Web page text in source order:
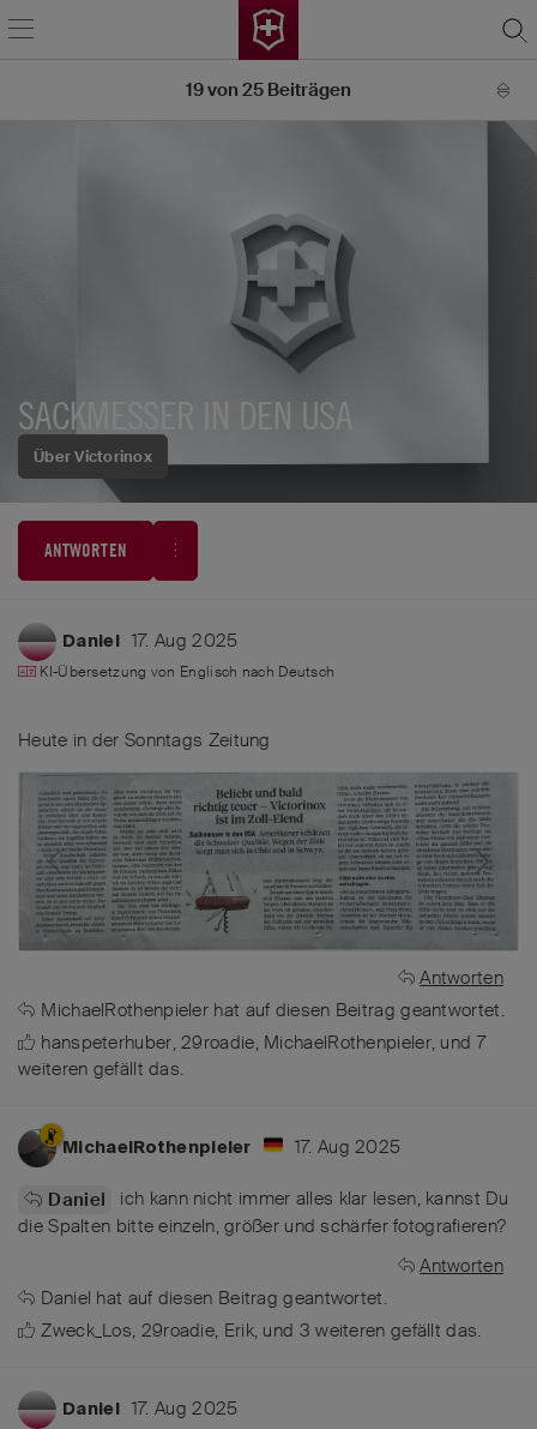
Über Victorinox
SACKMESSER IN DEN USA
ANTWORTEN
19von 25 Beiträgen
Daniel 17. Aug 2025
KI-Übersetzung von Englisch nach Deutsch
Heute in der Sonntags Zeitung
Antworten
MichaelRothenpieler hat auf diesen Beitrag geantwortet.
hanspeterhuber,29roadie, MichaelRothenpieler, und 7
weiteren gefällt das.
MichaelRothenpieler 17. Aug 2025
Daniel
ich kann nicht immer alles klar lesen, kannst Du
die Spalten bitte einzeln, größer und schärfer fotografieren?
Antworten
Daniel hat auf diesen Beitrag geantwortet.
Zweck_Los, 29roadie, Erik, und 3 weiteren gefällt das.
Daniel 17. Aug 2025